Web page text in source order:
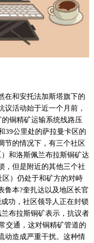
在和安托法加斯塔旗下的
议活动始于近一个月前，
铜精矿运输系统线路压
39公里处的萨拉曼卡区的
节的情况下，有三个社区
）和洛斯佩兰布拉斯铜矿达
，但是附近的其他三个社
区）仍处于和矿方的对峙
鲁本?奎扎达以及地区长官
功，社区领导人正在封锁
布拉斯铜矿表示，抗议者
交通，这对铜精矿管道的
动造成严重干扰。这种情